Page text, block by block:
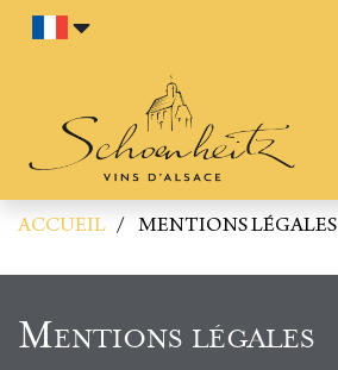
Aller au contenu
ACCUEIL MENTIONS LÉGALES
Mentions légales